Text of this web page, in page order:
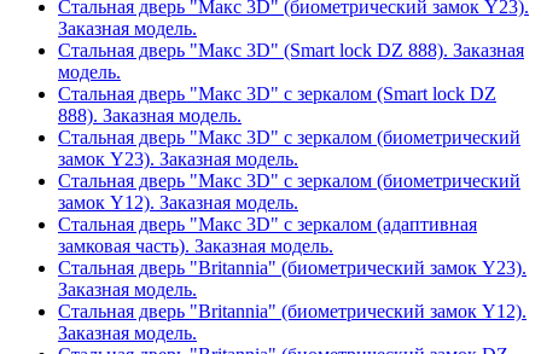
Стальная дверь "Макс 3D" (биометрический замок Y23).
Заказная модель.
Стальная дверь "Макс 3D" (Smart lock DZ 888). Заказная
модель.
Стальная дверь "Макс 3D" с зеркалом (Smart lock DZ
888). Заказная модель.
Стальная дверь "Макс 3D" с зеркалом (биометрический
замок Y23). Заказная модель.
Стальная дверь "Макс 3D" с зеркалом (биометрический
замок Y12). Заказная модель.
Стальная дверь "Макс 3D" с зеркалом (адаптивная
замковая часть). Заказная модель.
Стальная дверь "Britannia" (биометрический замок Y23).
Заказная модель.
Стальная дверь "Britannia" (биометрический замок Y12).
Заказная модель.